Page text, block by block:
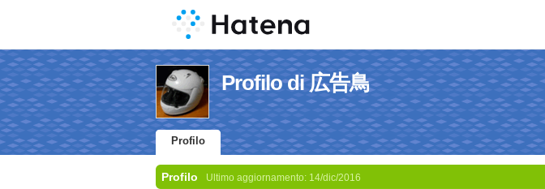
Profilo di 広告鳥
Profilo
Profilo Ultimo aggiornamento: 14/dic/2016